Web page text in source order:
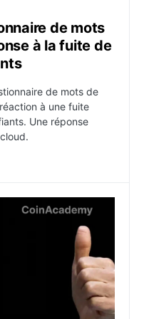
de mots
à la fuite de
de mots de
à une fuite
Une réponse
projet blockchain victime